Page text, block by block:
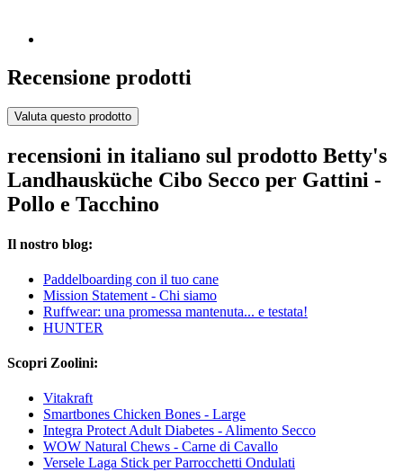
Recensione prodotti
Valuta questo prodotto
recensioni in italiano sul prodotto Betty's
Landhausküche Cibo Secco per Gattini -
Pollo e Tacchino
Il nostro blog:
Paddelboarding con il tuo cane
Mission Statement - Chi siamo
Ruffwear: una promessa mantenuta... e testata!
HUNTER
Scopri Zoolini:
Vitakraft
Smartbones Chicken Bones - Large
Integra Protect Adult Diabetes - Alimento Secco
WOW Natural Chews - Carne di Cavallo
Versele Laga Stick per Parrocchetti Ondulati